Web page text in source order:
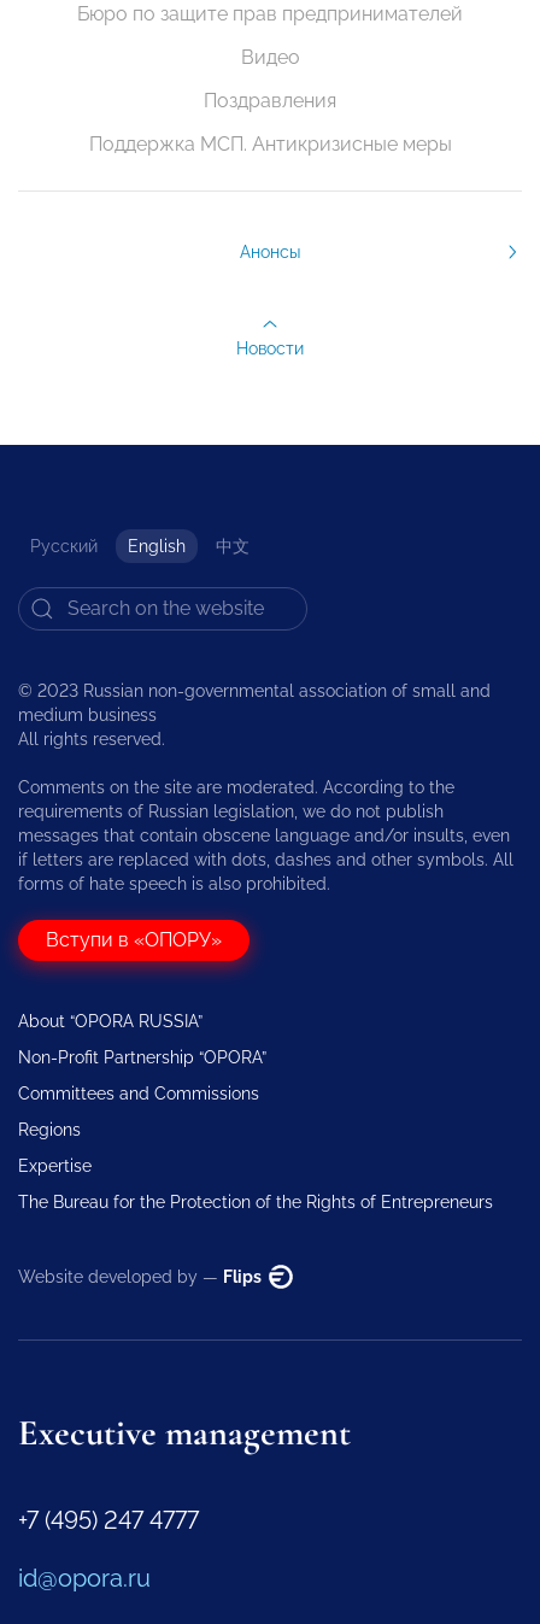
Бюро по защите прав предпринимателей
Видео
Поздравления
Поддержка МСП. Антикризисные меры
Анонсы
Новости
Русский English 中文
© 2023 Russian non-governmental association of small and
medium business
All rights reserved.
Comments on the site are moderated. According to the
requirements of Russian legislation, we do not publish
messages that contain obscene language and/or insults, even
if letters are replaced with dots, dashes and other symbols. All
forms of hate speech is also prohibited.
Вступи в «ОПОРУ»
About “OPORA RUSSIA”
Non-Profit Partnership “OPORA”
Committees and Commissions
Regions
Expertise
The Bureau for the Protection of the Rights of Entrepreneurs
Website developed by — Flips
Executive management
+7 (495) 247 4777
id@opora.ru